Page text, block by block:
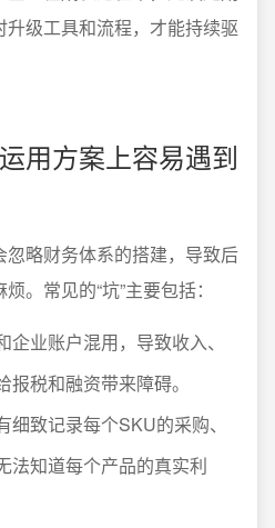
级工具和流程，才能持续驱
用方案上容易遇到
略财务体系的搭建，导致后
。常见的“坑”主要包括：
企业账户混用，导致收入、
税和融资带来障碍。
细致记录每个SKU的采购、
法知道每个产品的真实利